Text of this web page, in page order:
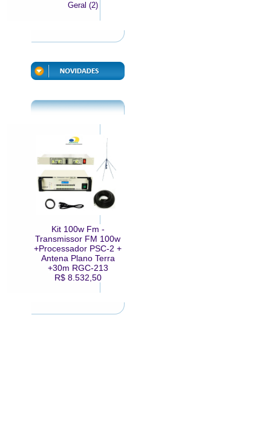
Geral (2)
Kit 100w Fm -
Transmissor FM 100w
+Processador PSC-2 +
Antena Plano Terra
+30m RGC-213
R$ 8.532,50